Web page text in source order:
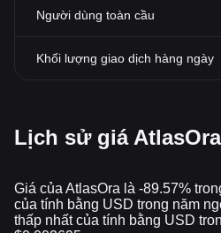
Người dùng toàn cầu
Khối lượng giao dịch hàng ngày
Lịch sử giá
Giá của AtlasOra là -89.57%
của tính bằng USD trong năm
thấp nhất của tính bằng USD